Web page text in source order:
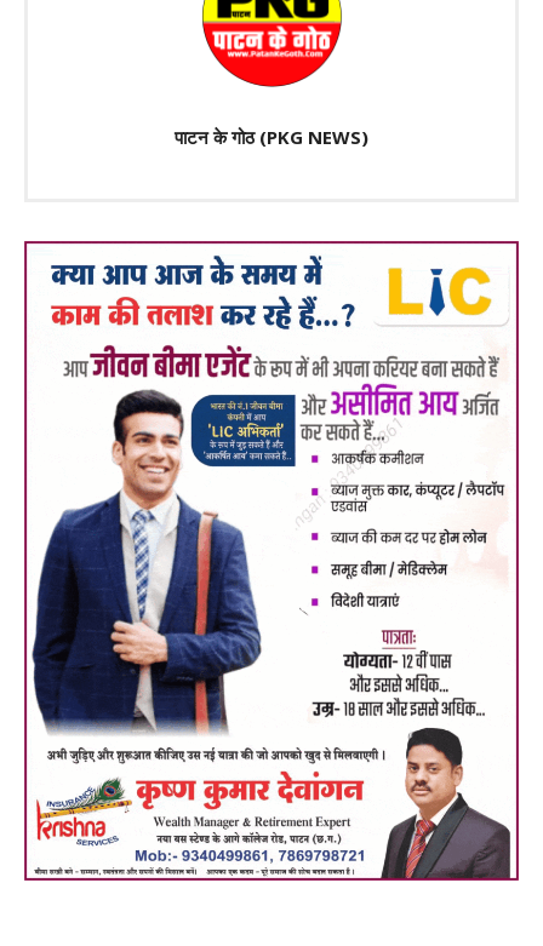
पाटन के गोठ (PKG NEWS)